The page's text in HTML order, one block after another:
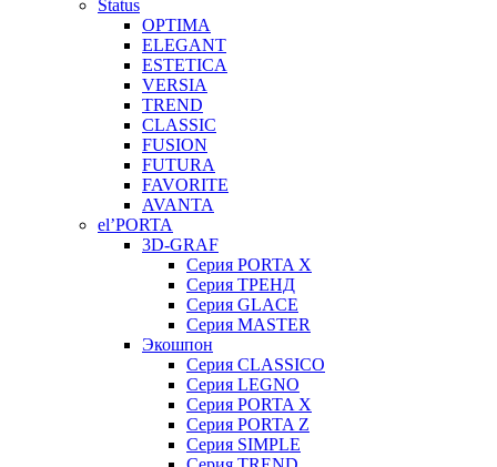
Status
OPTIMA
ELEGANT
ESTETICA
VERSIA
TREND
CLASSIC
FUSION
FUTURA
FAVORITE
AVANTA
el’PORTA
3D-GRAF
Серия PORTA X
Серия ТРЕНД
Серия GLACE
Серия MASTER
Экошпон
Серия CLASSICO
Серия LEGNO
Серия PORTA X
Серия PORTA Z
Серия SIMPLE